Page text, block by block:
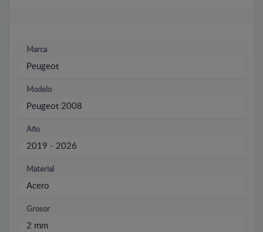
Marca
Peugeot
Modelo
Peugeot 2008
Año
2019 - 2026
Material
Acero
Grosor
2 mm